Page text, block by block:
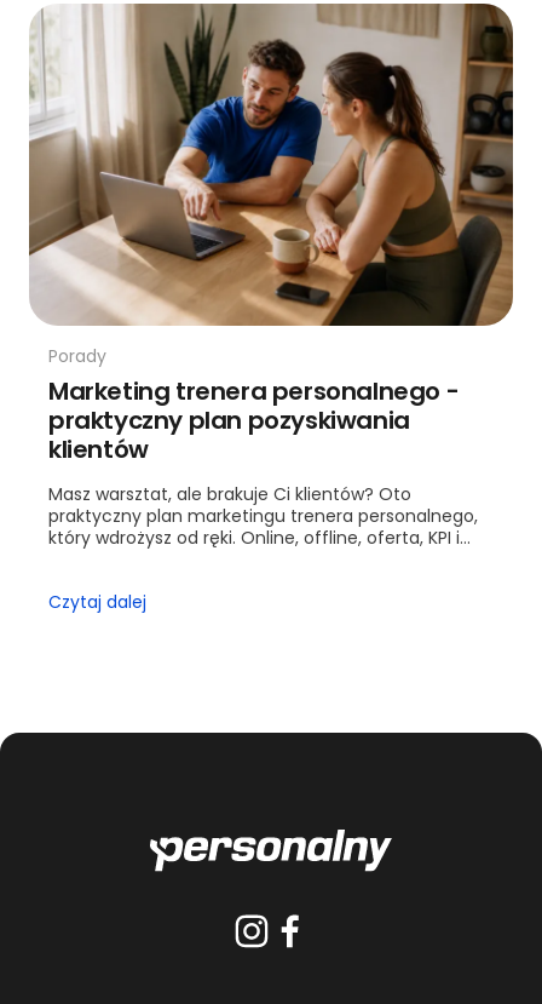
Porady
Marketing trenera personalnego -
praktyczny plan pozyskiwania
klientów
Masz warsztat, ale brakuje Ci klientów? Oto
praktyczny plan marketingu trenera personalnego,
który wdrożysz od ręki. Online, offline, oferta, KPI i
Czytaj dalej